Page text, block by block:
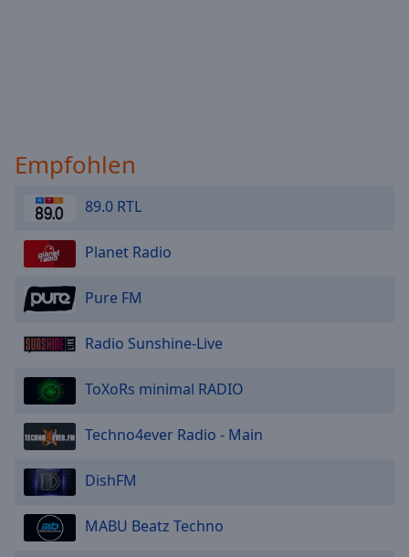
Empfohlen
89.0 RTL
Planet Radio
Pure FM
Radio Sunshine-Live
ToXoRs minimal RADIO
Techno4ever Radio - Main
DishFM
MABU Beatz Techno